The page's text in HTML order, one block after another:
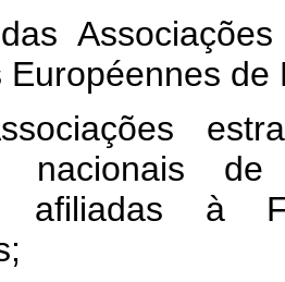
Européennes de
nacionais
afiliadas à